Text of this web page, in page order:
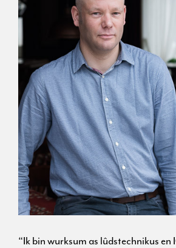
“Ik bin wurksum as lûdstechnikus